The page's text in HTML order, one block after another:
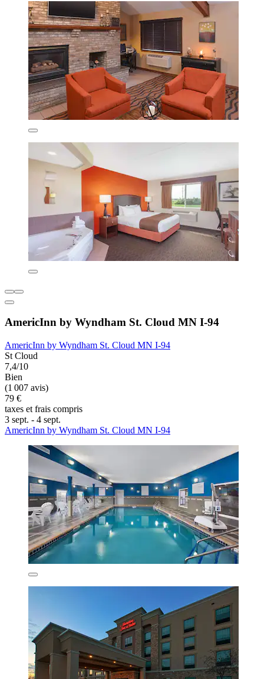
AmericInn by Wyndham St. Cloud MN I-94
AmericInn by Wyndham St. Cloud MN I-94
St Cloud
7,4/10
Bien
(1 007 avis)
79 €
taxes et frais compris
3 sept. - 4 sept.
AmericInn by Wyndham St. Cloud MN I-94